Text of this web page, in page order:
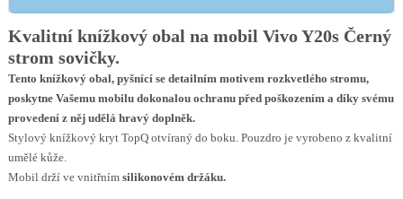
Kvalitní knížkový obal na mobil Vivo Y20s Černý
strom sovičky.
Tento knížkový obal, pyšnící se detailním motivem rozkvetlého stromu,
poskytne Vašemu mobilu dokonalou ochranu před poškozením a díky svému
provedení z něj udělá hravý doplněk.
Stylový knížkový kryt TopQ otvíraný do boku. Pouzdro je vyrobeno z kvalitní
umělé kůže.
Mobil drží ve vnitřním silikonovém držáku.